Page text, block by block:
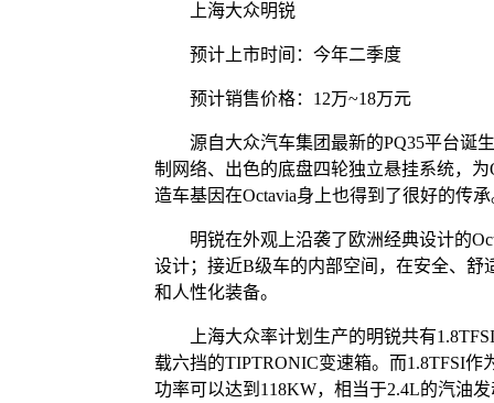
上海大众明锐
预计上市时间：今年二季度
预计销售价格：12万~18万元
源自大众汽车集团最新的PQ35平台诞生
制网络、出色的底盘四轮独立悬挂系统，
造车基因在Octavia身上也得到了很好的传
明锐在外观上沿袭了欧洲经典设计的
设计；接近B级车的内部空间，在安全、
和人性化装备。
上海大众率计划生产的明锐共有1.8TFSI
载六挡的TIPTRONIC变速箱。而1.8TFSI
功率可以达到118KW，相当于2.4L的汽油